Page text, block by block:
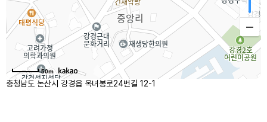
50m
충청남도 논산시 강경읍 옥녀봉로24번길 12-1